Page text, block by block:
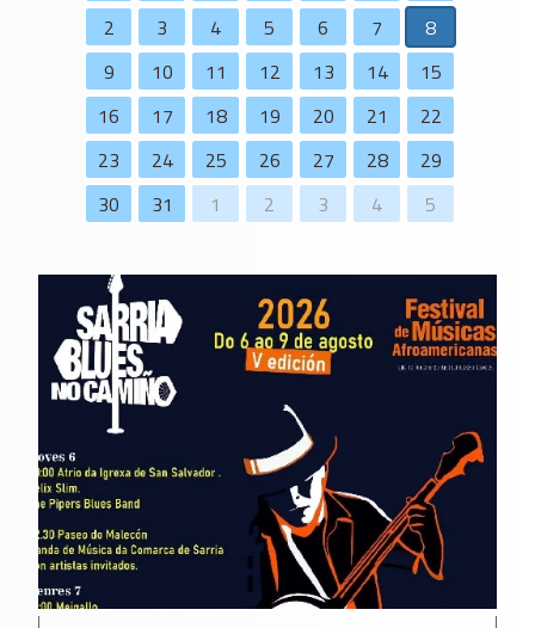
2
3 4 5 6 7
8
9
10 11 12 13 14
15
16
17 18 19 20 21
22
23
24 25 26 27 28
29
30
31 1 2 3 4 5